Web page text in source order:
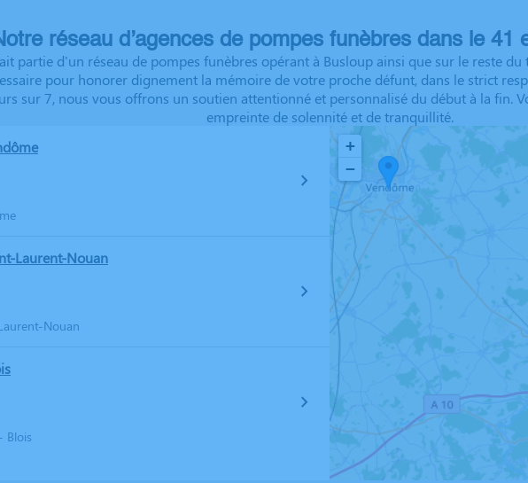
réseau d’agences de pompes funèbres dans le 41
partie d'un réseau de pompes funèbres opérant à Busloup ainsi que sur le reste
pour honorer dignement la mémoire de votre proche défunt, dans le strict
sur 7, nous vous offrons un soutien attentionné et personnalisé du début à la fin.
empreinte de solennité et de tranquillité.
Laurent-Nouan
Nouan
Blois
+
−